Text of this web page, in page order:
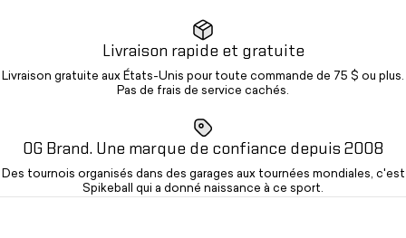
Livraison rapide et gratuite
Livraison gratuite aux États-Unis pour toute commande de 75 $ ou plus.
Pas de frais de service cachés.
OG Brand. Une marque de confiance depuis 2008
Des tournois organisés dans des garages aux tournées mondiales, c'est
Spikeball qui a donné naissance à ce sport.